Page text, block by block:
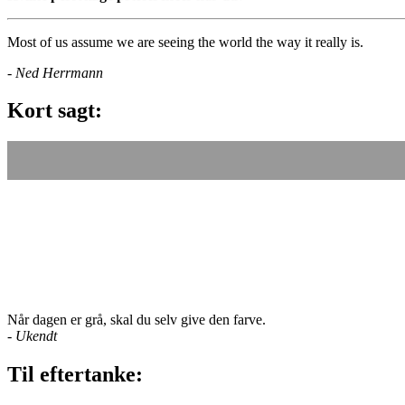
Most of us assume we are seeing the world the way it really is.
- Ned Herrmann
Kort sagt:
Når dagen er grå, skal du selv give den farve.
- Ukendt
Til eftertanke: